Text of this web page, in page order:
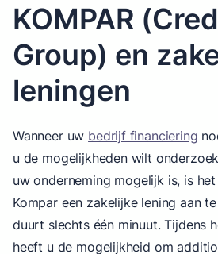
KOMPAR
Group) en
leningen
Wanneer uw bedrijf financiering
u de mogelijkheden wilt
uw onderneming mogelijk is, is
Kompar een zakelijke lening aan
duurt slechts één minuut. Tijdens
heeft u de mogelijkheid om